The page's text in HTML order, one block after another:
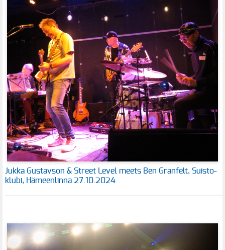
Jukka Gustavson & Street Level meets Ben Granfelt, Suisto-
klubi, Hämeenlinna 27.10.2024